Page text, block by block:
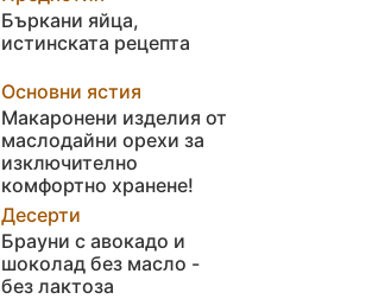
Бъркани яйца,
истинската рецепта
Основни ястия
Макаронени изделия от
маслодайни орехи за
изключително
комфортно хранене!
Десерти
Брауни с авокадо и
шоколад без масло -
без лактоза